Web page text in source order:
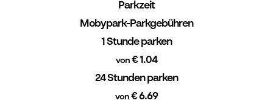
Parkzeit
Mobypark-Parkgebühren
1 Stunde parken
von€ 1.04
24 Stunden parken
von€ 6.69